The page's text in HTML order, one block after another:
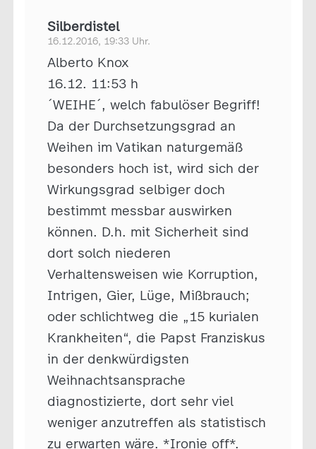
Silberdistel
16.12.2016, 19:33 Uhr.
Alberto Knox
16.12. 11:53 h
´WEIHE´, welch fabulöser Begriff!
Da der Durchsetzungsgrad an
Weihen im Vatikan naturgemäß
besonders hoch ist, wird sich der
Wirkungsgrad selbiger doch
bestimmt messbar auswirken
können. D.h. mit Sicherheit sind
dort solch niederen
Verhaltensweisen wie Korruption,
Intrigen, Gier, Lüge, Mißbrauch;
oder schlichtweg die „15 kurialen
Krankheiten“, die Papst Franziskus
in der denkwürdigsten
Weihnachtsansprache
diagnostizierte, dort sehr viel
weniger anzutreffen als statistisch
zu erwarten wäre. *Ironie off*.